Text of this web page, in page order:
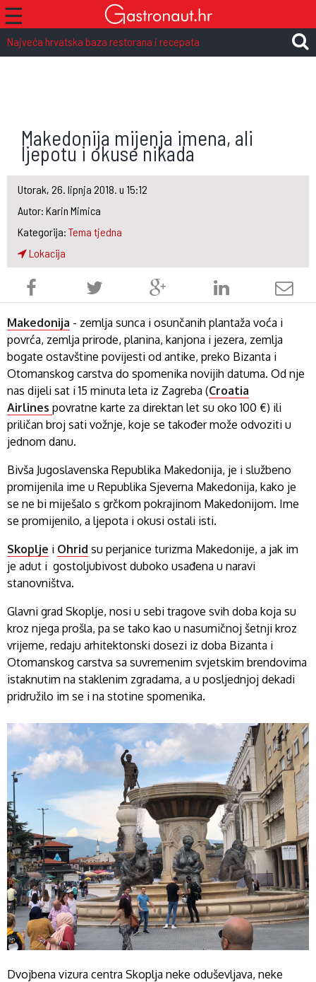
☰
Najveća hrvatska baza restorana i recepata
Makedonija mijenja imena, ali
ljepotu i okuse nikada
Utorak, 26. lipnja 2018. u 15:12
Autor: Karin Mimica
Kategorija: Tema tjedna
Lokacija
Makedonija - zemlja sunca i osunčanih plantaža voća i
povrća, zemlja prirode, planina, kanjona i jezera, zemlja
bogate ostavštine povijesti od antike, preko Bizanta i
Otomanskog carstva do spomenika novijih datuma. Od nje
nas dijeli sat i 15 minuta leta iz Zagreba (Croatia
Airlines povratne karte za direktan let su oko 100 €) ili
priličan broj sati vožnje, koje se također može odvoziti u
jednom danu.
Bivša Jugoslavenska Republika Makedonija, je i službeno
promijenila ime u Republika Sjeverna Makedonija, kako je
se ne bi miješalo s grčkom pokrajinom Makedonijom. Ime
se promijenilo, a ljepota i okusi ostali isti.
Skoplje i Ohrid su perjanice turizma Makedonije, a jak im
je adut i gostoljubivost duboko usađena u naravi
stanovništva.
Glavni grad Skoplje, nosi u sebi tragove svih doba koja su
kroz njega prošla, pa se tako kao u nasumičnoj šetnji kroz
vrijeme, redaju arhitektonski dosezi iz doba Bizanta i
Otomanskog carstva sa suvremenim svjetskim brendovima
istaknutim na staklenim zgradama, a u posljednjoj dekadi
pridružilo im se i na stotine spomenika.
Dvojbena vizura centra Skoplja neke oduševljava, neke